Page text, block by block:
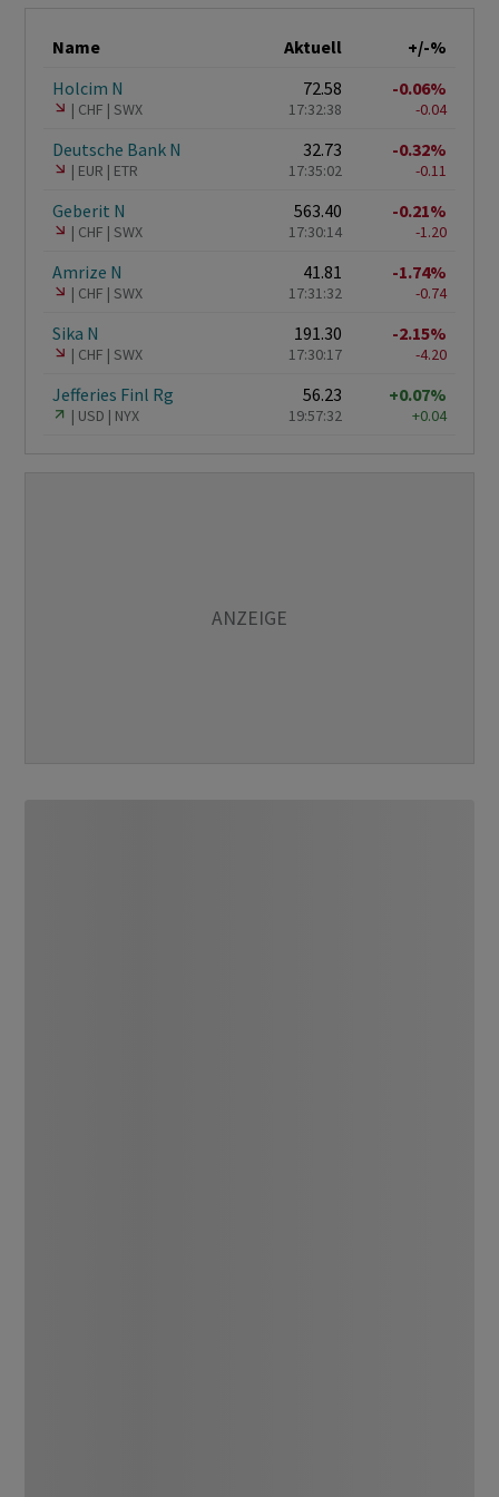
Name Aktuell
+/-%
Holcim N
CHF SWX
72.58
17:32:38
-0.06%
-0.04
Deutsche Bank N
EUR ETR
32.73
17:35:02
-0.32%
-0.11
Geberit N
CHF SWX
563.40
17:30:14
-0.21%
-1.20
Amrize N
CHF SWX
41.81
17:31:32
-1.74%
-0.74
Sika N
CHF SWX
191.30
17:30:17
-2.15%
-4.20
Jefferies Finl Rg
USD NYX
56.23
19:57:32
+0.07%
+0.04